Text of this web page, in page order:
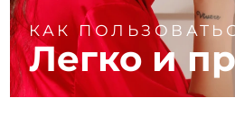
КАК
Легко и